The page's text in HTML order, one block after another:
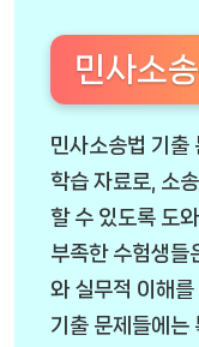
민사소
민사소송법 기출
학습 자료로, 소
할 수 있도록 도
부족한 수험생들
와 실무적 이해를
기출 문제들에는